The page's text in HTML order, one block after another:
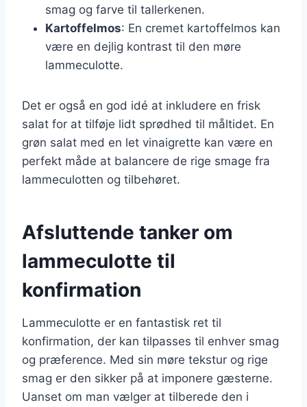
smag og farve til tallerkenen.
Kartoffelmos: En cremet kartoffelmos kan
være en dejlig kontrast til den møre
lammeculotte.
Det er også en god idé at inkludere en frisk
salat for at tilføje lidt sprødhed til måltidet. En
grøn salat med en let vinaigrette kan være en
perfekt måde at balancere de rige smage fra
lammeculotten og tilbehøret.
Afsluttende tanker om
lammeculotte til
konfirmation
Lammeculotte er en fantastisk ret til
konfirmation, der kan tilpasses til enhver smag
og præference. Med sin møre tekstur og rige
smag er den sikker på at imponere gæsterne.
Uanset om man vælger at tilberede den i